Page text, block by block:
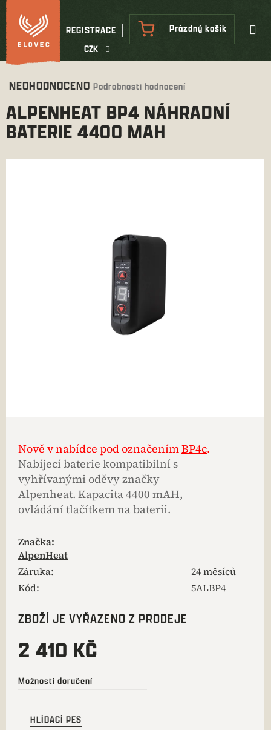
Přejít
na
obsah
CZK
REGISTRACE
NÁKUPNÍ
KOŠÍK
Prázdný košík
Průměrné
produktu
je
0,0
NEOHODNOCENO Podrobnosti hodnocení
ALPENHEAT BP4 NÁHRADNÍ
BATERIE 4400 MAH
Nově v nabídce pod označenímBP4c.
Nabíjecí baterie kompatibilní s
vyhřívanými oděvy značky
Alpenheat. Kapacita 4400 mAH,
ovládání tlačítkem na baterii.
Značka:
AlpenHeat
Záruka:
24 měsíců
Kód:
5ALBP4
ZBOŽÍ JE VYŘAZENO Z PRODEJE
2 410 KČ
Možnosti doručení
HLÍDACÍ PES